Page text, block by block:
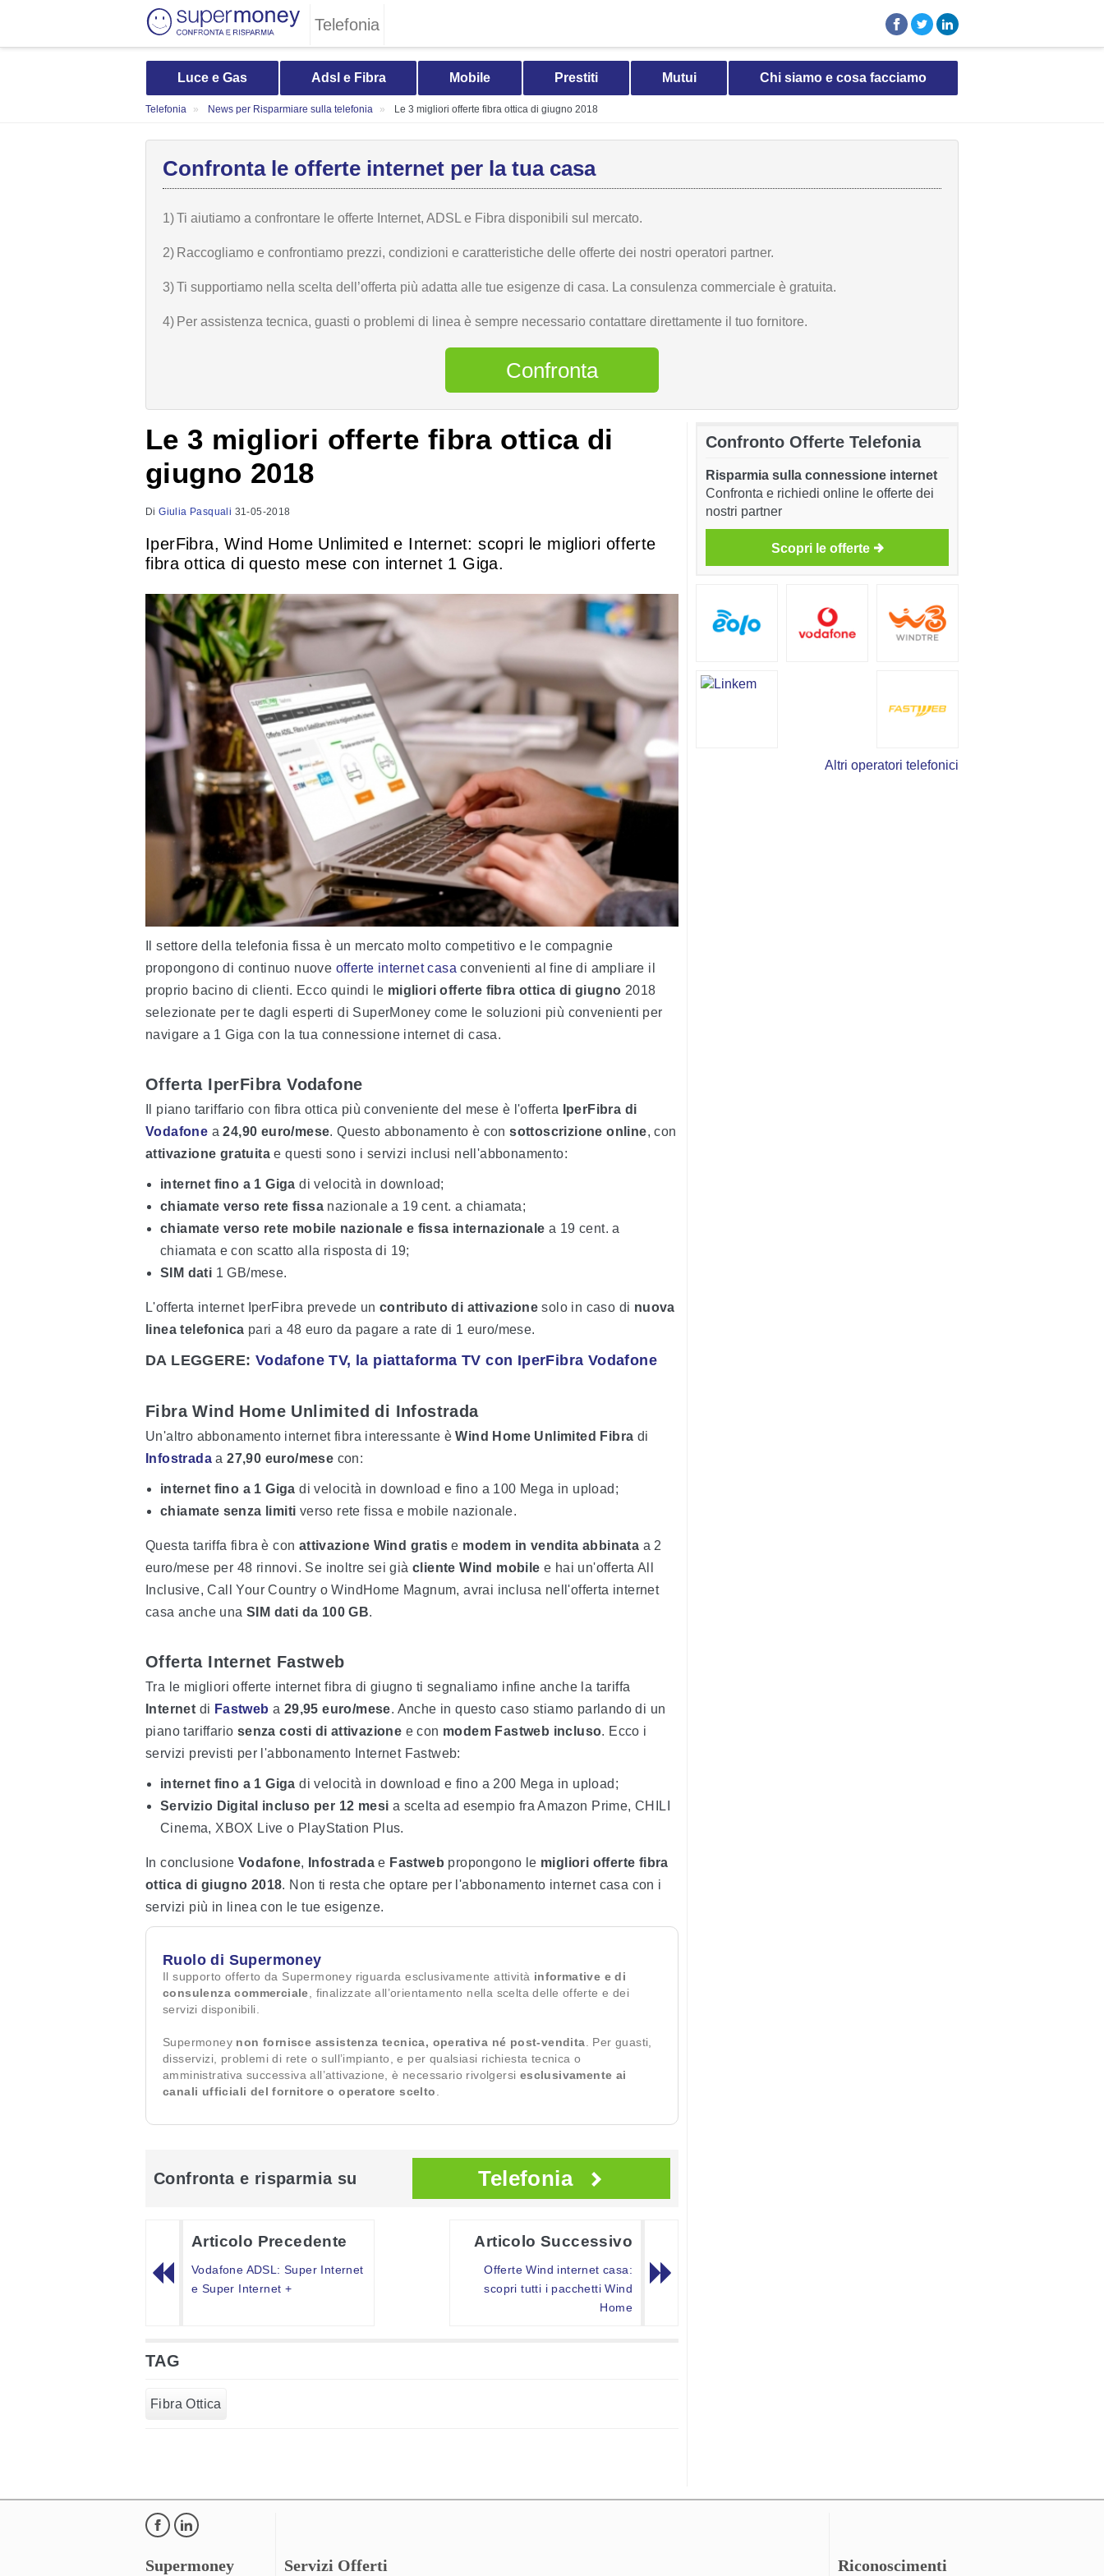
Telefonia
Luce e Gas Adsl e Fibra Mobile Prestiti Mutui Chi siamo e cosa facciamo
Telefonia News per Risparmiare sulla telefonia Le 3 migliori offerte fibra ottica di giugno 2018
Confronta le offerte internet per la tua casa
1)Ti aiutiamo a confrontare le offerte Internet, ADSL e Fibra disponibili sul mercato.
2) Raccogliamo e confrontiamo prezzi, condizioni e caratteristiche delle offerte dei nostri operatori partner.
3)Ti supportiamo nella scelta dell’offerta più adatta alle tue esigenze di casa. La consulenza commerciale è gratuita.
4) Per assistenza tecnica, guasti o problemi di linea è sempre necessario contattare direttamente il tuo fornitore.
Confronta
Le 3 migliori offerte fibra ottica di
giugno 2018
DiGiulia Pasquali 31-05-2018
IperFibra, Wind Home Unlimited e Internet: scopri le migliori offerte
fibra ottica di questo mese con internet 1 Giga.
Il settore della telefonia fissa è un mercato molto competitivo e le compagnie
propongono di continuo nuove offerte internet casa convenienti al fine di ampliare il
proprio bacino di clienti. Ecco quindi le migliori offerte fibra ottica di giugno 2018
selezionate per te dagli esperti di SuperMoney come le soluzioni più convenienti per
navigare a 1 Giga con la tua connessione internet di casa.
Offerta IperFibra Vodafone
Il piano tariffario con fibra ottica più conveniente del mese è l'offerta
IperFibra di
Vodafone a24,90 euro/mese. Questo abbonamento è consottoscrizione online, con
attivazione gratuita e questi sono i servizi inclusi nell'abbonamento:
internet fino a 1 Giga di velocità in download;
chiamate verso rete fissa nazionale a 19 cent. a chiamata;
chiamate verso rete mobile nazionale e fissa internazionale a 19 cent. a
chiamata e con scatto alla risposta di 19;
SIM dati 1 GB/mese.
L'offerta internet IperFibra prevede un contributo di attivazione solo in caso di nuova
linea telefonica pari a 48 euro da pagare a rate di 1 euro/mese.
DA LEGGERE: Vodafone TV, la piattaforma TV con IperFibra Vodafone
Fibra Wind Home Unlimited di Infostrada
Un'altro abbonamento internet fibra interessante èWind Home Unlimited Fibra di
Infostrada a27,90 euro/mese con:
internet fino a 1 Giga di velocità in download e fino a 100 Mega in upload;
chiamate senza limiti verso rete fissa e mobile nazionale.
Questa tariffa fibra è con attivazione Wind gratis e modem in vendita abbinata a 2
euro/mese per 48 rinnovi. Se inoltre sei già cliente Wind mobile e hai un'offerta All
Inclusive, Call Your Country o WindHome Magnum, avrai inclusa nell'offerta internet
casa anche unaSIM dati da 100 GB.
Offerta Internet Fastweb
Tra le migliori offerte internet fibra di giugno ti segnaliamo infine anche la tariffa
Internet di Fastweba 29,95 euro/mese. Anche in questo caso stiamo parlando di un
piano tariffario senza costi di attivazione e con modem Fastweb incluso. Ecco i
servizi previsti per l'abbonamento Internet Fastweb:
internet fino a 1 Giga di velocità in download e fino a 200 Mega in upload;
Servizio Digital incluso per 12 mesi a scelta ad esempio fra Amazon Prime, CHILI
Cinema, XBOX Live o PlayStation Plus.
In conclusione Vodafone, Infostrada e Fastweb propongono le migliori offerte fibra
ottica di giugno 2018. Non ti resta che optare per l'abbonamento internet casa con i
servizi più in linea con le tue esigenze.
Ruolo di Supermoney
Il supporto offerto da Supermoney riguarda esclusivamente attività informative e di
consulenza commerciale, finalizzate all’orientamento nella scelta delle offerte e dei
servizi disponibili.
Supermoney non fornisce assistenza tecnica, operativa né post-vendita. Per guasti,
disservizi, problemi di rete o sull’impianto, e per qualsiasi richiesta tecnica o
amministrativa successiva all’attivazione, è necessario rivolgersi esclusivamente ai
canali ufficiali del fornitore o operatore scelto.
Confronta e risparmia su Telefonia
Articolo Precedente
Vodafone ADSL: Super Internet
e Super Internet +
Articolo Successivo
Offerte Wind internet casa:
scopri tutti i pacchetti Wind
Home
TAG
Fibra Ottica
Confronto Offerte Telefonia
Risparmia sulla connessione internet
Confronta e richiedi online le offerte dei
nostri partner
Scopri le offerte
Altri operatori telefonici
Supermoney Servizi Offerti Riconoscimenti